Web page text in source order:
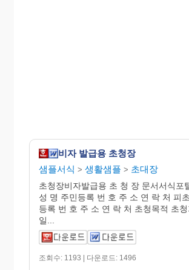
비자 발급용 초청장
샘플서식 > 생활샘플 > 초대장
초청장비자발급용 초 청 장 문서서식포
성 명 주민등록 번 호 주 소 연 락 처 피
등록 번 호 주 소 연 락 처 초청목적 초
일...
조회수: 1193 | 다운로드: 1496